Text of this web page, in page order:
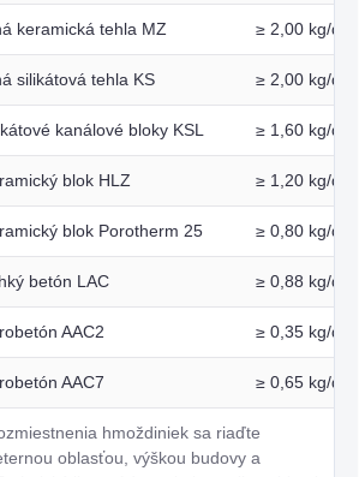
keramická tehla MZ ≥ 2,00 kg/
silikátová tehla KS ≥ 2,00 kg/
kanálové bloky KSL ≥ 1,60 kg/
blok HLZ ≥ 1,20 kg/
blok Porotherm 25 ≥ 0,80 kg/
betón LAC ≥ 0,88 kg/
AAC2 ≥ 0,35 kg/
AAC7 ≥ 0,65 kg/
hmoždiniek sa riaďte
oblasťou, výškou budovy a